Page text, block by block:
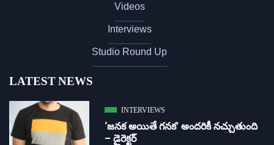
Videos
Interviews
Studio Round Up
LATEST NEWS
INTERVIEWS
‘జ‌న‌క అయితే గ‌న‌క‌’ అందరికీ నచ్చుతుంది
– డైరెక్ట‌ర్